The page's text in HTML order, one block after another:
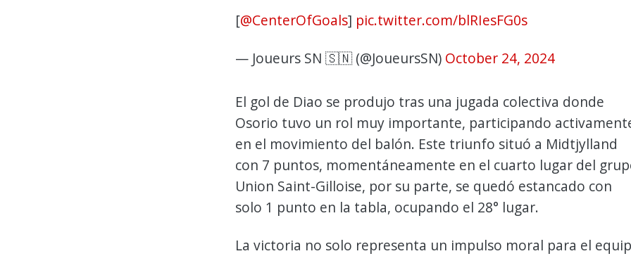
[@CenterOfGoals] pic.twitter.com/blRIesFG0s
— Joueurs SN 🇸🇳 (@JoueursSN) October 24, 2024
El gol de Diao se produjo tras una jugada colectiva donde
Osorio tuvo un rol muy importante, participando
en el movimiento del balón. Este triunfo situó a Midtjylland
con 7 puntos, momentáneamente en el cuarto lugar del
Union Saint-Gilloise, por su parte, se quedó estancado con
solo 1 punto en la tabla, ocupando el 28° lugar.
La victoria no solo representa un impulso moral para el